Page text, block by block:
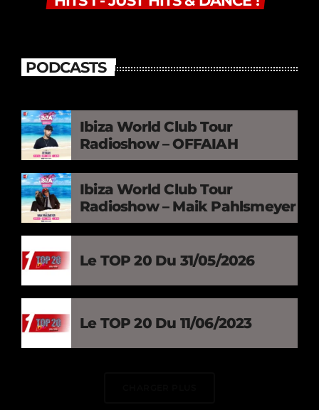
PODCASTS
Ibiza World Club Tour
Radioshow – OFFAIAH
Ibiza World Club Tour
Radioshow – Maik Pahlsmeyer
Le TOP 20 Du 31/05/2026
Le TOP 20 Du 11/06/2023